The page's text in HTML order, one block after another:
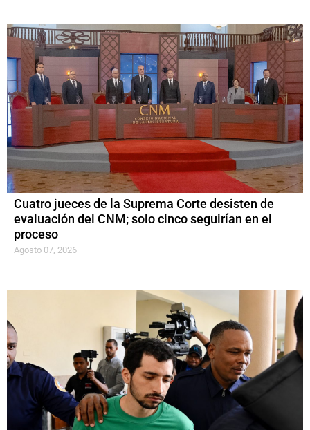
Cuatro jueces de la Suprema Corte desisten de
evaluación del CNM; solo cinco seguirían en el
proceso
Agosto 07, 2026